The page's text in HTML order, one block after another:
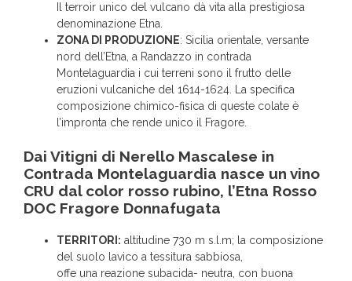
Il terroir unico del vulcano dà vita alla prestigiosa
denominazione Etna.
ZONA DI PRODUZIONE: Sicilia orientale, versante
nord dell’Etna, a Randazzo in contrada
Montelaguardia i cui terreni sono il frutto delle
eruzioni vulcaniche del 1614-1624. La specifica
composizione chimico-fisica di queste colate è
l’impronta che rende unico il Fragore.
Dai Vitigni di Nerello Mascalese in
Contrada Montelaguardia nasce un vino
CRU dal color rosso rubino, l’Etna Rosso
DOC Fragore Donnafugata
TERRITORI: altitudine 730 m s.l.m; la composizione
del suolo lavico a tessitura sabbiosa,
offe una reazione subacida- neutra, con buona